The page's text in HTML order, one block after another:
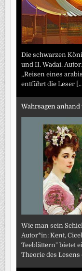
Die schwarzen
und II. Wadai.
„Reisen eines
entführt die Leser [...]
Wahrsagen
Wie man sein
Autor*in: Kent,
Teeblättern" bietet
Theorie des Lesens